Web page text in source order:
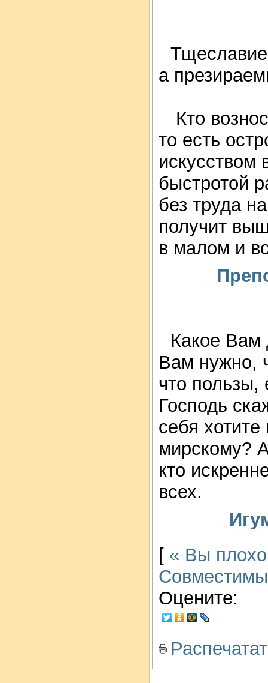
а
Кто
то есть
искусством
быстротой
без труда
получит
в малом и
Какое Вам
Вам нужно,
что пользы,
Господь
себя
мирскому?
кто
всех.
[ « Вы плохо
Оцените: